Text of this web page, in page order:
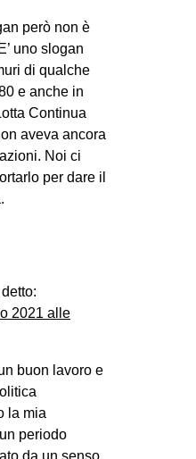
però non è
uno slogan
di qualche
e anche in
Continua
aveva ancora
Noi ci
per dare il
2021 alle
buon lavoro e
la mia
periodo
da un senso